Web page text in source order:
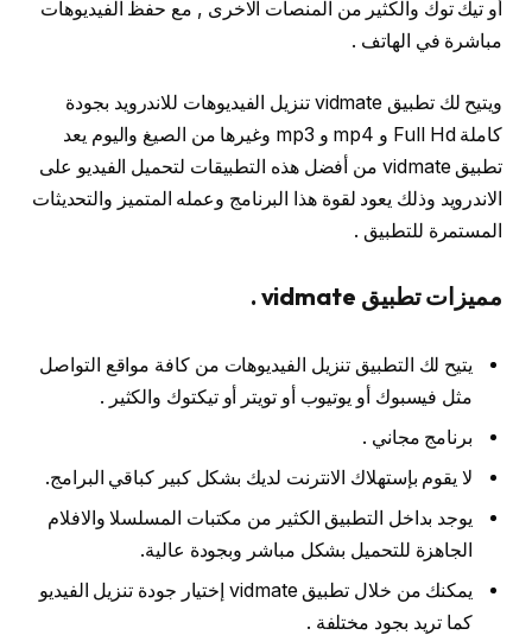
أو تيك توك والكثير من المنصات الاخرى , مع حفظ الفيديوهات
مباشرة في الهاتف .
ويتيح لك تطبيق vidmate تنزيل الفيديوهات للاندرويد بجودة
كاملة Full Hd و mp4 و mp3 وغيرها من الصيغ واليوم يعد
تطبيق vidmate من أفضل هذه التطبيقات لتحميل الفيديو على
الاندرويد وذلك يعود لقوة هذا البرنامج وعمله المتميز والتحديثات
المستمرة للتطبيق .
مميزات تطبيق vidmate .
يتيح لك التطبيق تنزيل الفيديوهات من كافة مواقع التواصل
مثل فيسبوك أو يوتيوب أو تويتر أو تيكتوك والكثير .
برنامج مجاني .
لا يقوم بإستهلاك الانترنت لديك بشكل كبير كباقي البرامج.
يوجد بداخل التطبيق الكثير من مكتبات المسلسلا والافلام
الجاهزة للتحميل بشكل مباشر وبجودة عالية.
يمكنك من خلال تطبيق vidmate إختيار جودة تنزيل الفيديو
كما تريد بجود مختلفة .